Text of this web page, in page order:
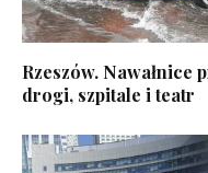
Rzeszów. Nawałnice
drogi, szpitale i teatr